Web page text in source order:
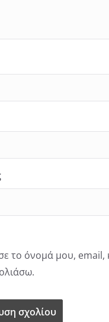
το όνομά μου, email,